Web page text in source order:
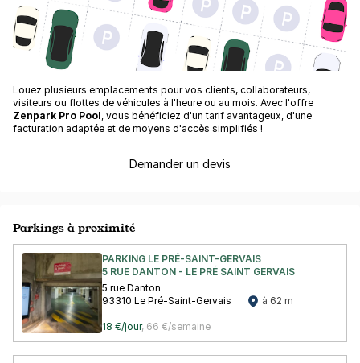
Louez plusieurs emplacements pour vos clients, collaborateurs,
visiteurs ou flottes de véhicules à l'heure ou au mois. Avec l'offre
Zenpark Pro Pool, vous bénéficiez d'un tarif avantageux, d'une
facturation adaptée et de moyens d'accès simplifiés !
Demander un devis
Parkings à proximité
PARKING LE PRÉ-SAINT-GERVAIS
5 RUE DANTON - LE PRÉ SAINT GERVAIS
5 rue Danton
93310 Le Pré-Saint-Gervais
à 62 m
18 €/jour, 66 €/semaine